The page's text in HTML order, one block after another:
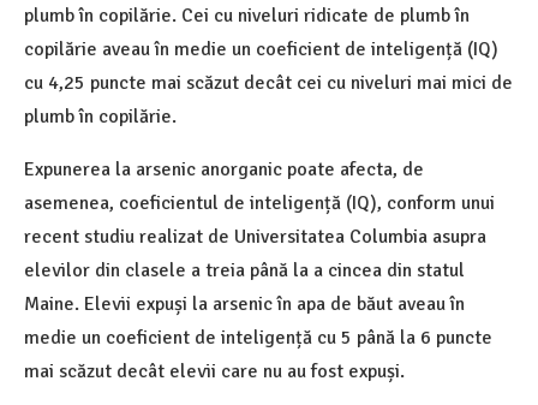
plumb în copilărie. Cei cu niveluri ridicate de plumb în
copilărie aveau în medie un coeficient de inteligență (IQ)
cu 4,25 puncte mai scăzut decât cei cu niveluri mai mici de
plumb în copilărie.
Expunerea la arsenic anorganic poate afecta, de
asemenea, coeficientul de inteligență (IQ), conform unui
recent studiu realizat de Universitatea Columbia asupra
elevilor din clasele a treia până la a cincea din statul
Maine. Elevii expuși la arsenic în apa de băut aveau în
medie un coeficient de inteligență cu 5 până la 6 puncte
mai scăzut decât elevii care nu au fost expuși.